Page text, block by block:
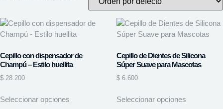
Cepillo con dispensador de
Champú – Estilo huellita
$ 28.200
Seleccionar opciones
Cepillo de Dientes de Silicona
Súper Suave para Mascotas
$ 6.600
Seleccionar opciones